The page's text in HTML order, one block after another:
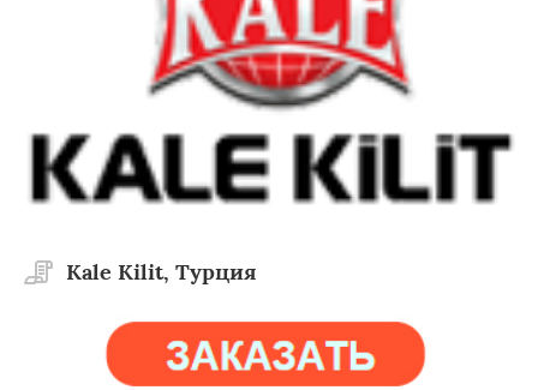
Kale Kilit, Турция